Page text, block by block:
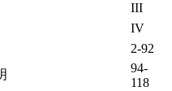
III
IV
2-92
94-
118